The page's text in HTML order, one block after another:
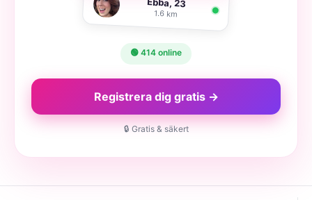
1.6 km
🟢 414 online
Registrera dig gratis →
🔒 Gratis & säkert